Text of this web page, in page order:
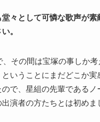
々として可憐な歌声が
。
その間は宝塚の事しか
いうことにまだどこか
で、星組の先輩であるノ
演者の方たちとは初め